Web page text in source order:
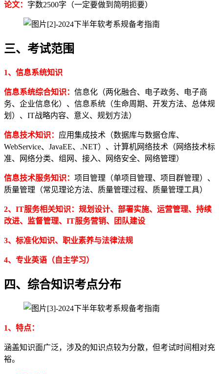
论文： 字数2500字（一定要做到简明扼要）
三、考试范围
1、 信息系统知识
信息系统综合知识： 信息化（两化融合、电子政务、电子商
务、企业信息化）、信息系统（生命周期、开发方法、总体规
划）、IT战略内容、意义、规划方法）
信息技术知识： 应用集成技术（数据库与数据仓库、
WebService、JavaEE、.NET）、计算机网络技术（网络技术标
准、网络分类、组网、接入、网络安全、网络管理）
信息技术服务知识： 项目管理（单项目管理、项目群管理）、
质量管理（常见理论方法、质量管理过程、质量管理工具）
2、 IT服务相关知识： 规划设计、部署实施、运营管理、持续
改进、监督管理、IT服务营销、 团队建设
3、 标准化知识、职业素养与法律法规
4、 专业英语 （ 自主学习）
四、综合知识考点分布
1、特点：
涵盖知识面广泛，涉及的知识点较为分散，但考试时间相对充
裕。